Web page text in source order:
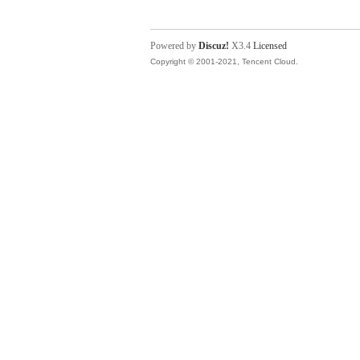
Powered by Discuz! X3.4 Licensed
Copyright © 2001-2021, Tencent Cloud.